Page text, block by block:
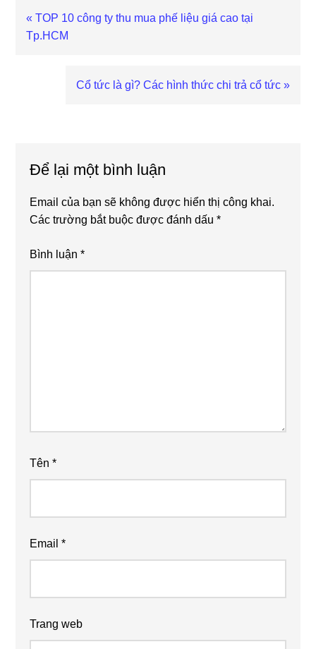
Previous
Post:
« TOP 10 công ty thu mua phế liệu giá cao tại
Tp.HCM
Next
Cổ tức là gì? Các hình thức chi trả cổ tức »
Để lại một bình luận
Email của bạn sẽ không được hiển thị công khai.
Các trường bắt buộc được đánh dấu*
Bình luận*
Tên*
Email*
Trang web